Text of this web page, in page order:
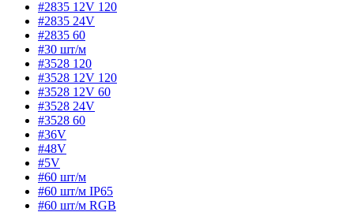
#2835 12V 120
#2835 24V
#2835 60
#30 шт/м
#3528 120
#3528 12V 120
#3528 12V 60
#3528 24V
#3528 60
#36V
#48V
#5V
#60 шт/м
#60 шт/м IP65
#60 шт/м RGB